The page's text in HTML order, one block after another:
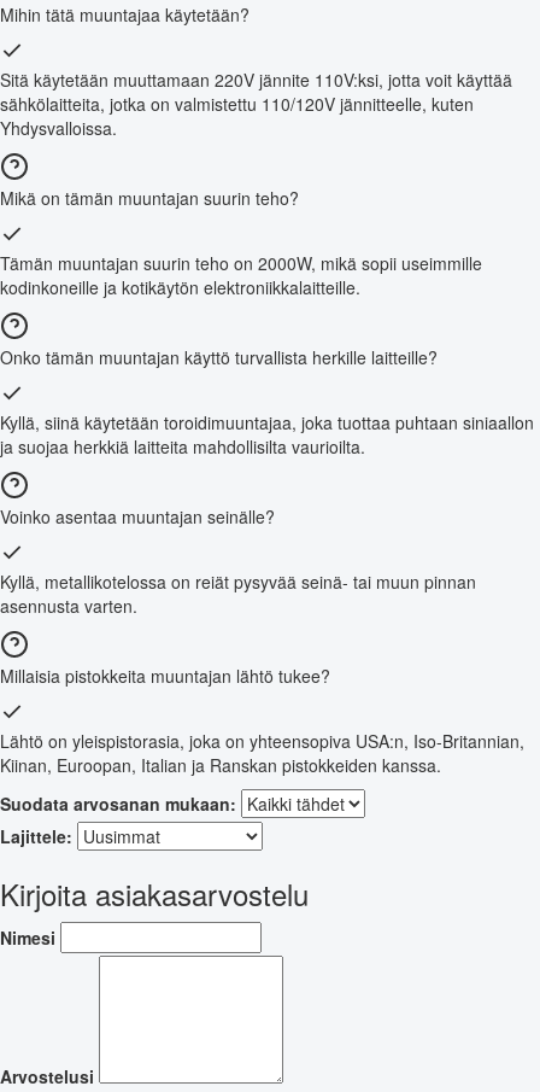
Mihin tätä muuntajaa käytetään?
Sitä käytetään muuttamaan 220V jännite 110V:ksi, jotta voit käyttää
sähkölaitteita, jotka on valmistettu 110/120V jännitteelle, kuten
Yhdysvalloissa.
Mikä on tämän muuntajan suurin teho?
Tämän muuntajan suurin teho on 2000W, mikä sopii useimmille
kodinkoneille ja kotikäytön elektroniikkalaitteille.
Onko tämän muuntajan käyttö turvallista herkille laitteille?
Kyllä, siinä käytetään toroidimuuntajaa, joka tuottaa puhtaan siniaallon
ja suojaa herkkiä laitteita mahdollisilta vaurioilta.
Voinko asentaa muuntajan seinälle?
Kyllä, metallikotelossa on reiät pysyvää seinä- tai muun pinnan
asennusta varten.
Millaisia pistokkeita muuntajan lähtö tukee?
Lähtö on yleispistorasia, joka on yhteensopiva USA:n, Iso-Britannian,
Kiinan, Euroopan, Italian ja Ranskan pistokkeiden kanssa.
Suodata arvosanan mukaan:
Lajittele:
Kirjoita asiakasarvostelu
Nimesi
Arvostelusi